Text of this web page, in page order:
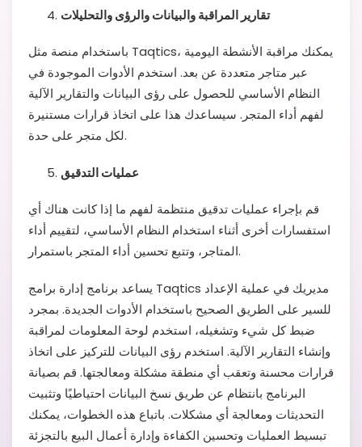
تقارير المراقبة والبيانات والرؤى والتحليلات
باستخدام منصة مثل Taqtics، يمكنك مراقبة الأنشطة اليومية
عبر متاجر متعددة عن بعد. استخدم الأدوات الموجودة في
النظام الأساسي للحصول على رؤى البيانات والتقارير الآلية
لفهم أداء المتجر. سيساعدك هذا على اتخاذ قرارات مستنيرة
لكل متجر على حدة.
عمليات التدقيق
قم بإجراء عمليات تدقيق منتظمة لفهم ما إذا كانت هناك أي
استفسارات أخرى أثناء استخدام النظام الأساسي، لتقييم أداء
المتاجر، وتتبع تحسين أداء المتجر باستمرار.
يساعد برنامج إدارة برامج Taqtics مديريك في عملية الإعداد
للسير على الطريق الصحيح باستخدام الأدوات الجديدة. بمجرد
ضبط كل شيء وتشغيله، استخدم لوحة المعلومات لمراقبة
وإنشاء التقارير الآلية. استخدم رؤى البيانات للتركيز على اتخاذ
قرارات محسنة وتعقب أي منطقة مشكلة ومعالجتها. قم بصيانة
البرنامج بانتظام عن طريق نسخ البيانات احتياطيًا وتثبيت
التحديثات ومعالجة أي مشكلات. باتباع هذه الخطوات، يمكنك
تبسيط العمليات وتحسين الكفاءة وإدارة أعمال البيع بالتجزئة